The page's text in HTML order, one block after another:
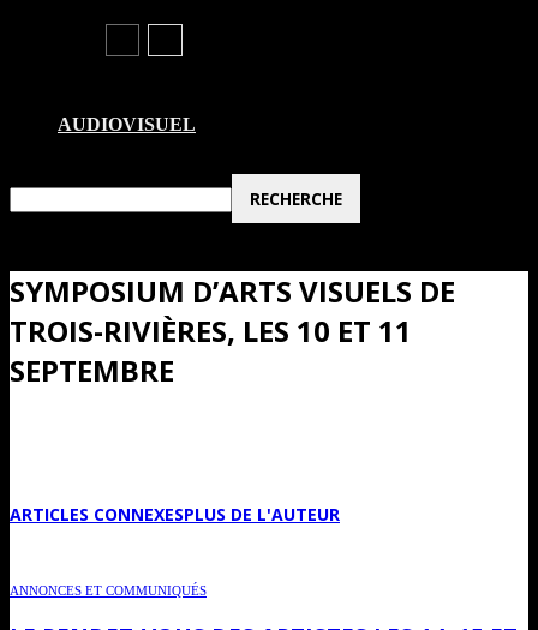
AUDIOVISUEL
SYMPOSIUM D’ARTS VISUELS DE
TROIS-RIVIÈRES, LES 10 ET 11
SEPTEMBRE
ARTICLES CONNEXESPLUS DE L'AUTEUR
ANNONCES ET COMMUNIQUÉS